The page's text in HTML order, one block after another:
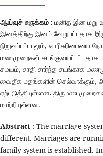
ஆய்வுச் சுருக்கம் : மனித இன மறு
இனத்திற்கு இனம் வேறுபட்டதாக
நிறுவப்பட்டாலும்,
மணமுறைகள் சடங்குவயப்பட்டதாக
சமயம், சாதி சார்ந்த சடங்காக
வைதீக மதங்களின் செல்வாக்கும்,
ஏற்படுத்தியுள்ளன. திருமண
மாற்றியுள்ளன.
Abstract : The marriage
different. Marriages are
family system is established.